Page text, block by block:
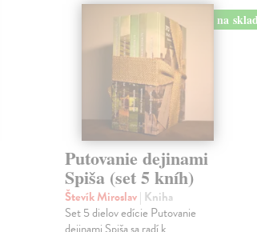
na
Putovanie dejinami
Spiša (set 5 kníh)
Števík Miroslav| Kniha
Set 5 dielov edície Putovanie